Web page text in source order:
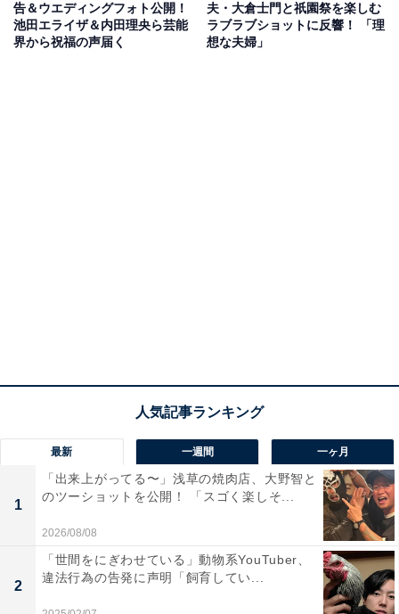
告＆ウエディングフォト公開！
池田エライザ＆内田理央ら芸能
界から祝福の声届く
夫・大倉士門と祇園祭を楽しむ
ラブラブショットに反響！ 「理
想な夫婦」
最新 一週間 一ヶ月
1
「出来上がってる〜」浅草の焼肉店、大野智と
のツーショットを公開！ 「スゴく楽しそ...
2026/08/08
2
「世間をにぎわせている」動物系YouTuber、
違法行為の告発に声明「飼育してい...